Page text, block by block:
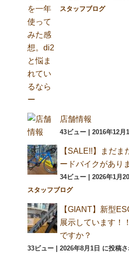
スタッフブログ
店舗情報
43ビュー | 2016年12月
【SALE!!】まだ
ードバイクがあり
34ビュー 2026年1月
スタッフブログ
【GIANT】新型
展示しています
ですか？
33ビュー 2026年8月1日 に投稿さ